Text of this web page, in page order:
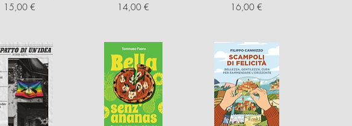
Prezzo
15,00 €
Prezzo
14,00 €
Prezzo
16,00 €